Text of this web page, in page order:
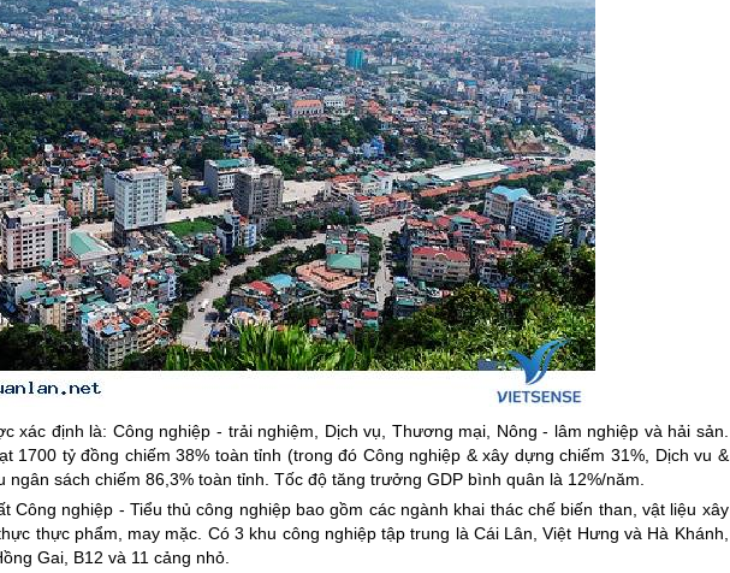
xác định là: Công nghiệp - trải nghiệm, Dịch vụ, Thương mại, Nông - lâm nghiệp và hải sản.
1700 tỷ đồng chiếm 38% toàn tỉnh (trong đó Công nghiệp & xây dựng chiếm 31%, Dịch vu &
sách chiếm 86,3% toàn tỉnh. Tốc độ tăng trưởng GDP bình quân là 12%/năm.
Công nghiệp - Tiểu thủ công nghiệp bao gồm các ngành khai thác chế biến than, vật liệu xây
thực phẩm, may mặc. Có 3 khu công nghiệp tập trung là Cái Lân, Việt Hưng và Hà Khánh,
Gai, B12 và 11 cảng nhỏ.